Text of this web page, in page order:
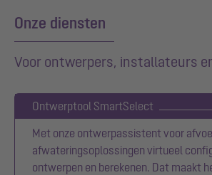
Onze diensten
Voor ontwerpers, installateurs
Ontwerptool SmartSelect
Met onze ontwerpassistent voor
afwateringsoplossingen virtueel
ontwerpen en berekenen. Dat maakt